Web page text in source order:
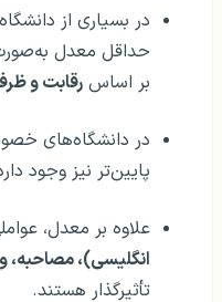
در بسیاری از
حداقل معدل
بر اساس رقابت و
در دانشگاه‌های
پایین‌تر نیز وجود
علاوه بر معدل،
انگلیسی)،
تأثیرگذار هستند.